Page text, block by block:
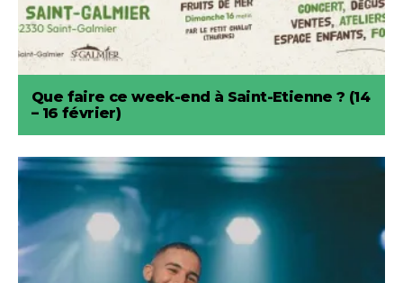
Que faire ce week-end à Saint-Etienne ? (14
– 16 février)